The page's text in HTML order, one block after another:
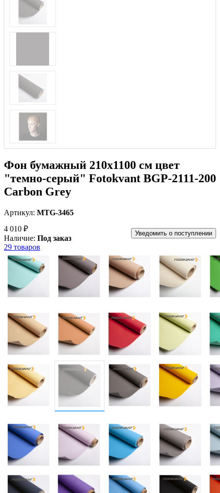
Фон бумажный 210х1100 см цвет
"темно-серый" Fotokvant BGP-2111-200
Carbon Grey
Артикул: MTG-3465
4 010 ₽
Наличие: Под заказ
Уведомить о поступлении
29 товаров